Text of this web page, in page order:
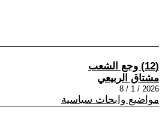
(12) وجع الشعب
مشتاق الربيعي
2026 / 1 / 8
مواضيع وابحاث سياسية